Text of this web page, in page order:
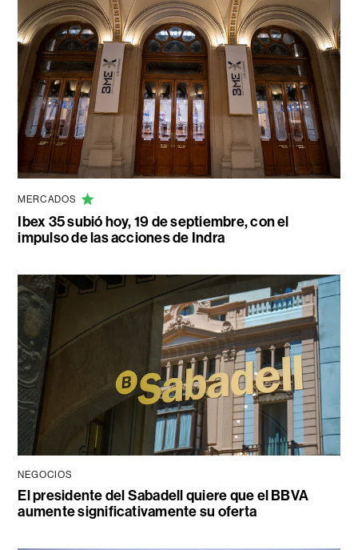
MERCADOS
Ibex 35 subió hoy, 19 de septiembre, con el
impulso de las acciones de Indra
NEGOCIOS
El presidente del Sabadell quiere que el BBVA
aumente significativamente su oferta